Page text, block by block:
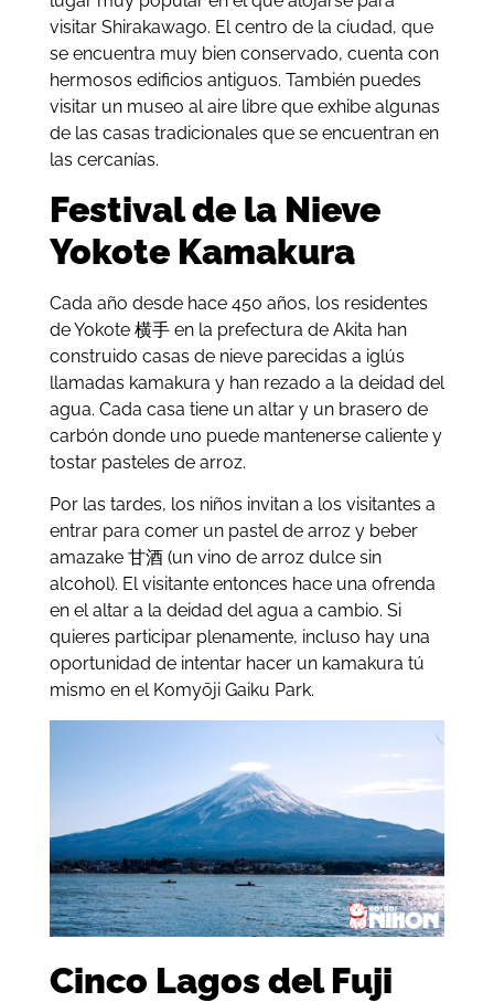
visitar Shirakawago. El centro de la ciudad, que
se encuentra muy bien conservado, cuenta con
hermosos edificios antiguos. También puedes
visitar un museo al aire libre que exhibe algunas
de las casas tradicionales que se encuentran en
las cercanías.
Festival de la Nieve
Yokote Kamakura
Cada año desde hace 450 años, los residentes
de Yokote 横手 en la prefectura de Akita han
construido casas de nieve parecidas a iglús
llamadas kamakura y han rezado a la deidad del
agua. Cada casa tiene un altar y un brasero de
carbón donde uno puede mantenerse caliente y
tostar pasteles de arroz.
Por las tardes, los niños invitan a los visitantes a
entrar para comer un pastel de arroz y beber
amazake 甘酒 (un vino de arroz dulce sin
alcohol). El visitante entonces hace una ofrenda
en el altar a la deidad del agua a cambio. Si
quieres participar plenamente, incluso hay una
oportunidad de intentar hacer un kamakura tú
mismo en el Komyōji Gaiku Park.
Cinco Lagos del Fuji